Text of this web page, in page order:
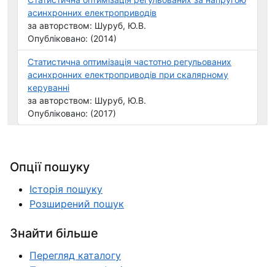
асинхронних електроприводів
за авторством: Шуруб, Ю.В.
Опубліковано: (2014)
Статистична оптимізація частотно регульованих
асинхронних електроприводів при скалярному
керуванні
за авторством: Шуруб, Ю.В.
Опубліковано: (2017)
Опції пошуку
Історія пошуку
Розширений пошук
Знайти більше
Перегляд каталогу